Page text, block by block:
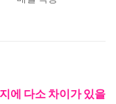
에 다소 차이가 있을